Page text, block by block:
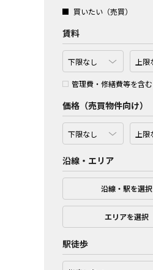
買いたい（売買）
賃料
管理費・修繕費等を含む
価格（売買物件向け）
沿線・エリア
沿線・駅を選択
エリアを選択
駅徒歩